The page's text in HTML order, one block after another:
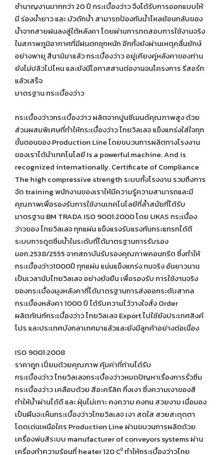
ชำนาญงานมากกว่า 20 ปี กระเบื้องว่าว จึงได้รับการออกแบบให้
มี ร่องน้ำยาว และ บัวดักน้ำ สามารถป้องกันน้ำไหลย้อนกลับของ
น้ำจากสายฝนลงสู่ใต้หลังคา โดยผ่านการทดสอบการใช้งานจริง
ในสภาพภูมิอากาศที่มีฝนตกซุกหนัก อีกทั้งยังผ่านเหตุคลื่นยักษ์
อย่างพายุ สึนามิมาแล้ว กระเบื้องว่าว อยู่เคียงคู่หลังคาของท่าน
ยังไม่ปลิวไปไหน และยังมีโอกาสสานต่องานจนโครงการ รีสอร์ท
แล้วเสร็จ
มาตรฐาน กระเบื้องว่าว
กระเบื้องว่าวกระเบื้องว่าว ผลิตจากปูนซีเมนต์คุณภาพสูง ด้วย
ส่วนผสมพิเศษที่ทำให้กระเบื้องว่าว ไทยวิลเลจ แข็งแกร่งใส่ใจทุก
ขั้นตอนของ Production Line โดยขบวนการผลิตทางโรงงาน
ของเราได้นำเทคโนโลยี Is a powerful machine. And is
recognized internationally. Certificate of Compliance
The high compressive strength ระบบทั้งโรงงาน รวมถึงการ
จัด training พนักงานของเราให้มีความรู้ความสามารถและมี
คุณภาพเพื่อรองรับการใช้งานเทคโนโลยีที่ล้ำสมัยที่ได้รับ
มาตรฐาน BM TRADA ISO 9001:2000 โดย UKAS กระเบื้อง
ว่าวของ ไทยวิลเลจ ทุกแผ่น แข็งแรงรับแรงกันกระแทรกได้ดี
ระบบการดูดซึมน้ำในระดับที่ได้มาตรฐานการรับรอง
มอก.2538/2555 จากสถาบันรับรองคุณภาพคอนกรีต ซึ่งทำให้
กระเบื้องว่าว1000ปี ทุกแผ่น แน่นแข็งแกร่ง ทนจริง อันยาวนาน
เป็นเวลานับไทยวิลเลจ อย่างยังยืน เพื่อรองรับ การใช้งานจริง
ของกระเบื้องมุงหลังคาที่ได้มาตรฐานการส่งออกระดับสากล
กระเบื้องหลังคา 1000 ปี ได้รับความไว้วางใจสั่ง Order
ผลิตภัณฑ์กระเบื้องว่าว ไทยวิลเลจ Export ไปใช้ยังประเทศสิงค์
โปร และประเทศบังกลาเทศมาแล้วและยังมีลูกค้าอย่างต่อเนื่อง
ISO 9001:2008
ราคาถูก เปี่ยมด้วยคุณภาพ คุ้มค่าที่ท่านได้รับ
กระเบื้องว่าว ไทยวิลเลจกระเบื้องว่าวหมดปัญหาเรื่องการรั่วซึม
กระเบื้องว่าว เคลือบด้วย สีอะครีลิค กึ่งเงา ซึ่งความเงาของสี
ทำให้น้ำผ่านได้ดี และ ฝุ่นไม่เกาะ คงความ คงทน สวยงาม เมื่อมอง
เป็นผืนจะเห็นกระเบื้องว่าวไทยวิลเลจ เงา สดใส สวยสะดุดตา
โดดเด่นเหนือใคร Production Line ผ่านขบวนการผลิตด้วย
เครื่องพ่นสีระบบ manufacturer of conveyors systems ผ่าน
เครื่องทำความร้อนที่ heater 120 C⁰ ทำให้กระเบื้องว่าวไทย